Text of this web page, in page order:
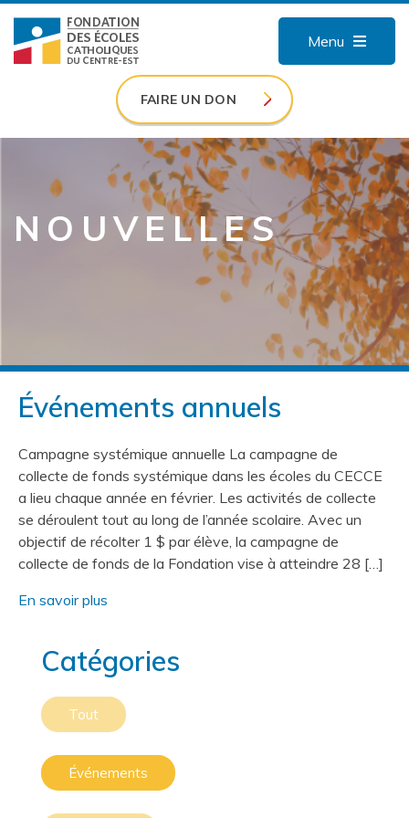
Menu
FAIRE UN DON
NOUVELLES
Événements annuels
Campagne systémique annuelle La campagne de
collecte de fonds systémique dans les écoles du CECCE
a lieu chaque année en février. Les activités de collecte
se déroulent tout au long de l’année scolaire. Avec un
objectif de récolter 1 $ par élève, la campagne de
collecte de fonds de la Fondation vise à atteindre 28 […]
En savoir plus
Catégories
Tout
Événements